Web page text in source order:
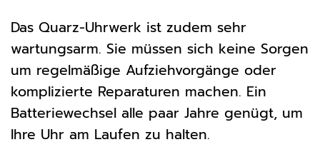
Das Quarz-Uhrwerk ist zudem sehr
wartungsarm. Sie müssen sich keine Sorgen
um regelmäßige Aufziehvorgänge oder
komplizierte Reparaturen machen. Ein
Batteriewechsel alle paar Jahre genügt, um
Ihre Uhr am Laufen zu halten.